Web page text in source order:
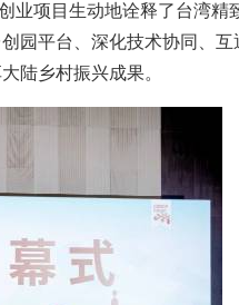
业项目生动地诠释了台湾精
园平台、深化技术协同、
陆乡村振兴成果。